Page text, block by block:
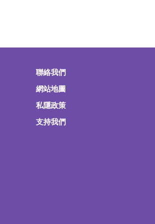
聯絡我們
網站地圖
私隱政策
支持我們